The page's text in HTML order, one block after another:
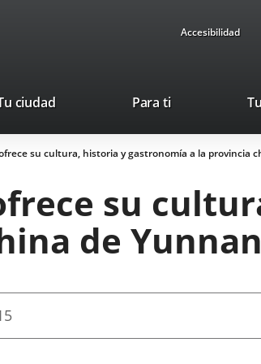
Accesibilidad
ciudad Para ti
su cultura, historia y gastronomía a la provincia
su
de Yunnan